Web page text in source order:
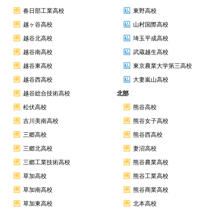
春日部工業高校
越ヶ谷高校
越谷北高校
越谷南高校
越谷東高校
越谷西高校
越谷総合技術高校
松伏高校
吉川美南高校
三郷高校
三郷北高校
三郷工業技術高校
草加高校
草加南高校
草加東高校
東野高校
山村国際高校
埼玉平成高校
武蔵越生高校
東京農業大学第三高校
大妻嵐山高校
北部
熊谷高校
熊谷女子高校
熊谷西高校
妻沼高校
熊谷農業高校
熊谷工業高校
熊谷商業高校
北本高校